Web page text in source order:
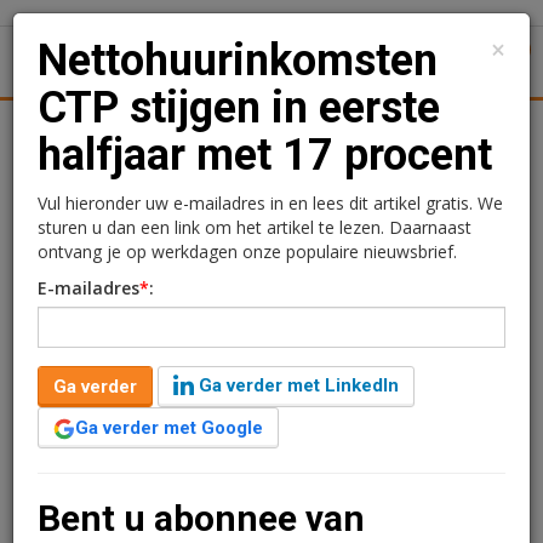
Retail Logistiek
Nettohuurinkomsten CTP
stijgen in eerste halfjaar
met 17 procent
Redactie
9 augustus 2024 om 17:37
2 jaar geleden aangepast
2 minuten leestijd
Bij logistiek vastgoedontwikkelaar CTP stegen in het
huurgroei is voornamelijk het gevolg van indexatie en
×
Nettohuurinkomsten
CTP stijgen in eerste
halfjaar met 17 procent
Vul hieronder uw e-mailadres in en lees dit artikel gratis. We
sturen u dan een link om het artikel te lezen. Daarnaast
ontvang je op werkdagen onze populaire nieuwsbrief.
E-mailadres*:
Ga verder
Ga verder met LinkedIn
Ga verder met Google
Bent u abonnee van